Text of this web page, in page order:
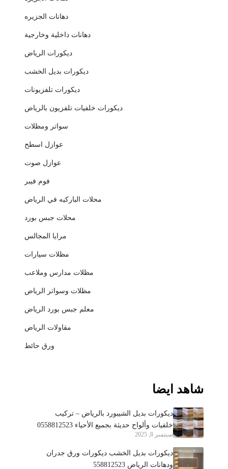
دهانات الجزيره
دهانات داخلية وخارجية
ديكورات الرياض
ديكورات بديل الخشب
ديكورات تلفزيونات
ديكورات خلفيات تلفزيون بالرياض
سواتر ومظلات
عوازل اسطح
عوازل صوت
فوم فيبر
محلات الباركيه في الرياض
محلات جبس بورد
مرايا المجالس
مظلات سيارات
مظلات مدارس وملاعب
مظلات وسواتر الرياض
معلم جبس بورد الرياض
مقاولات الرياض
ورق حائط
شاهد ايضا
ديكورات بديل الشيبورد بالرياض – تركيب
خلفيات وألواح حديثة بجميع الأحياء 0558812523
سبتمبر 8, 2025
ديكورات بديل الخشب ديكورات ورق جدران
ودهانات الرياض 558812523